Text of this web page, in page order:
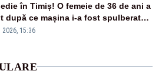
în Timiș! O femeie de 36 de ani a
după ce mașina i-a fost spulberată
2026, 15:36